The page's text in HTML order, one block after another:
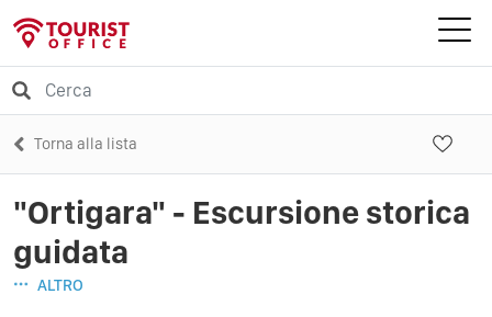
Torna alla lista
"Ortigara" - Escursione storica
guidata
ALTRO